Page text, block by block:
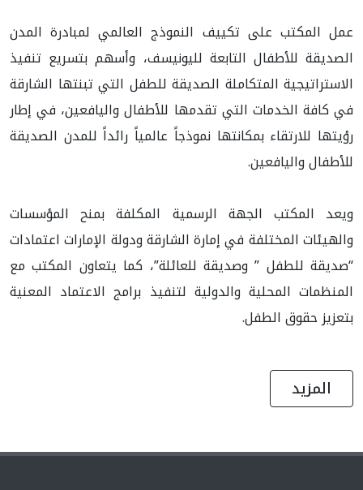
عمل المكتب على تكييف النموذج العالمي لمبادرة المدن
الصديقة للأطفال التابعة لليونيسف، وأسهم بتسريع تنفيذ
الاستراتيجية المتكاملة الصديقة للطفل التي تبنتها الشارقة
في كافة الخدمات التي تقدمها للأطفال واليافعين، في إطار
رؤيتها للارتقاء بمكانتها نموذجاً عالمياً رائداً للمدن الصديقة
للأطفال واليافعين.
ويعد المكتب الجهة الرسمية المكلفة بمنح المؤسسات
والهيئات المختلفة في إمارة الشارقة ودولة الإمارات اعتمادات
“صديقة للطفل ” وصديقة للعائلة”، كما يتعاون المكتب مع
المنظمات المحلية والدولية لتنفيذ برامج الاعتماد المعنية
بتعزيز حقوق الطفل.
المزيد